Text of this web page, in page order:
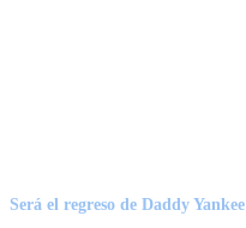
Será el regreso de Daddy Yankee